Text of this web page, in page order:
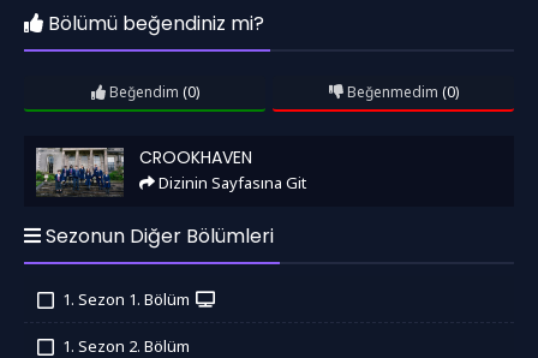
Bölümü beğendiniz mi?
Beğendim (0) Beğenmedim (0)
Crookhaven CROOKHAVEN
Dizinin Sayfasına Git
Sezonun Diğer Bölümleri
1. Sezon 1. Bölüm
1. Sezon 2. Bölüm